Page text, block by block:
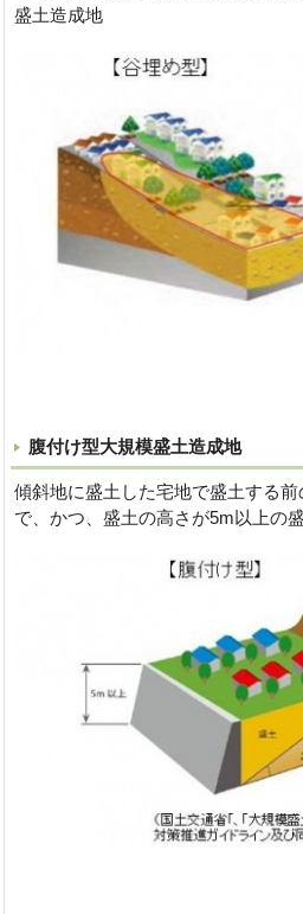
盛土造成地
腹付け型大規模盛土造成地
傾斜地に盛土した宅地で盛土する
で、かつ、盛土の高さが5m以上の